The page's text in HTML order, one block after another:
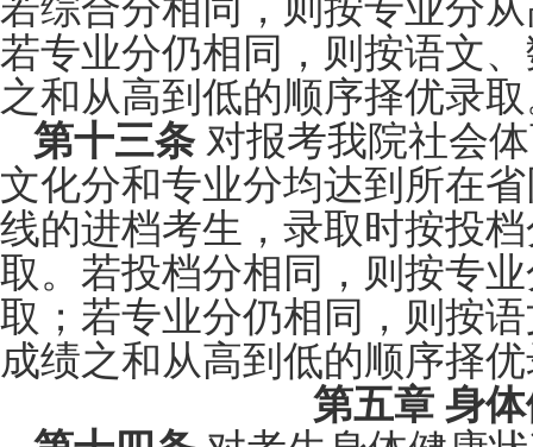
若综合分相同，则按专业分
若专业分仍相同，则按语文
之和从高到低的顺序择优录
第十三条 对报考我院社会
文化分和专业分均达到所在
线的进档考生， 录取时按投
取。若投档分相同，则按专
取；若专业分仍相同，则按
成绩之和从高到低的顺序择
第五章 身